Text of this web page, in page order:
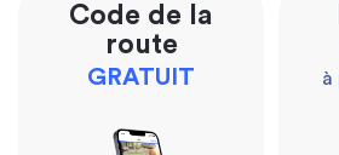
Code de la
route
GRATUIT à